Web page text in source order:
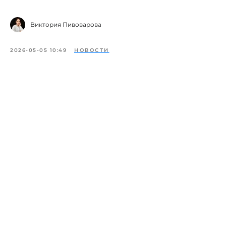
Виктория Пивоварова
2026-05-05 10:49 НОВОСТИ